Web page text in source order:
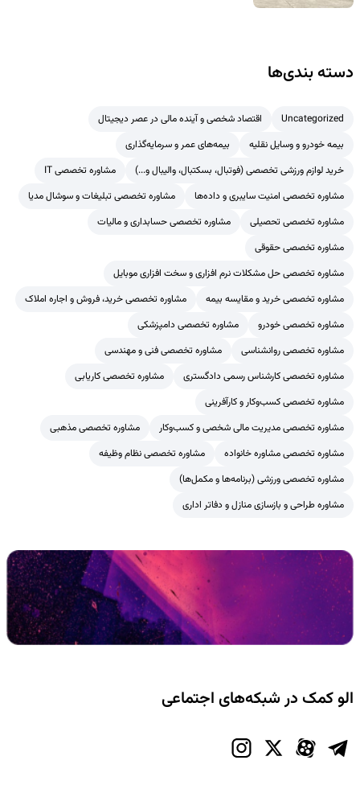
دسته بندی‌ها
Uncategorized
اقتصاد شخصی و آینده مالی در عصر دیجیتال
بیمه خودرو و وسایل نقلیه
بیمه‌های عمر و سرمایه‌گذاری
خرید لوازم ورزشی تخصصی (فوتبال، بسکتبال، والیبال و...)
مشاوره تخصصی IT
مشاوره تخصصی امنیت سایبری و داده‌ها
مشاوره تخصصی تبلیغات و سوشال مدیا
مشاوره تخصصی تحصیلی
مشاوره تخصصی حسابداری و مالیات
مشاوره تخصصی حقوقی
مشاوره تخصصی حل مشکلات نرم افزاری و سخت افزاری موبایل
مشاوره تخصصی خرید و مقایسه بیمه
مشاوره تخصصی خرید، فروش و اجاره املاک
مشاوره تخصصی خودرو
مشاوره تخصصی دامپزشکی
مشاوره تخصصی روانشناسی
مشاوره تخصصی فنی و مهندسی
مشاوره تخصصی کارشناس رسمی دادگستری
مشاوره تخصصی کاریابی
مشاوره تخصصی کسب‌وکار و کارآفرینی
مشاوره تخصصی مدیریت مالی شخصی و کسب‌وکار
مشاوره تخصصی مذهبی
مشاوره تخصصی مشاوره خانواده
مشاوره تخصصی نظام وظیفه
مشاوره تخصصی ورزشی (برنامه‌ها و مکمل‌ها)
مشاوره طراحی و بازسازی منازل و دفاتر اداری
الو کمک در شبکه‌های اجتماعی